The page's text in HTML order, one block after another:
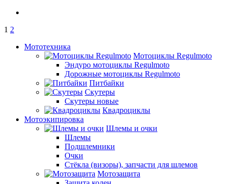
1 2
Мототехника
Мотоциклы Regulmoto
Эндуро мотоциклы Regulmoto
Дорожные мотоциклы Regulmoto
Питбайки
Скутеры
Скутеры новые
Квадроциклы
Мотоэкипировка
Шлемы и очки
Шлемы
Подшлемники
Очки
Стёкла (визоры), запчасти для шлемов
Мотозащита